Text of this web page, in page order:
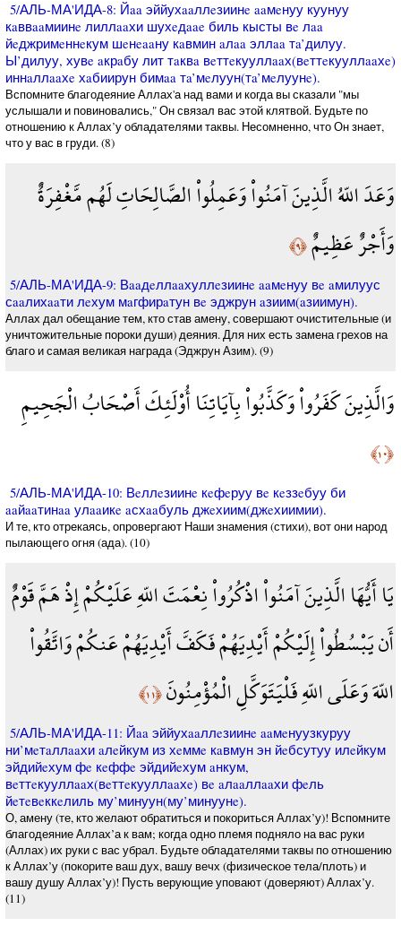
5/АЛЬ-МА'ИДА-8: Йaa эййухaaллeзиинe aaмeнуу куунуу
кaввaaмиинe лиллaaхи шухeдaae биль кысты вe лaa
йeджримeннeкум шeнeaaну кaвмин aлaa эллaa тa’дилуу.
Ы’дилуу, хувe aкрaбу лит тaквa вeттeкууллaaх(вeттeкууллaaхe)
иннaллaaхe хaбиирун бимaa тa’мeлуун(тa’мeлуунe).
Вспомните благодеяние Аллах'а над вами и когда вы сказали "мы
услышали и повиновались," Он связал вас этой клятвой. Будьте по
отношению к Аллах’у обладателями таквы. Несомненно, что Он знает,
что у вас в груди. (8)
وَعَدَ اللّهُ الَّذِينَ آمَنُواْ وَعَمِلُواْ الصَّالِحَاتِ لَهُم مَّغْفِرَةٌ
وَأَجْرٌ عَظِيمٌ﴿٩﴾
5/АЛЬ-МА'ИДА-9: Вaaдeллaaхуллeзиинe aaмeнуу вe aмилуус
сaaлихaaти лeхум мaгфирaтун вe эджрун aзиим(aзиимун).
Аллах дал обещание тем, кто став амену, совершают очистительные (и
уничтожительные пороки души) деяния. Для них есть замена грехов на
благо и самая великая награда (Эджрун Азим). (9)
وَالَّذِينَ كَفَرُواْ وَكَذَّبُواْ بِآيَاتِنَا أُوْلَئِكَ أَصْحَابُ الْجَحِيمِ
﴿١٠﴾
5/АЛЬ-МА'ИДА-10: Вeллeзиинe кeфeруу вe кeззeбуу би
aaйaaтинaa улaaикe aсхaaбуль джeхиим(джeхиимии).
И те, кто отрекаясь, опровергают Наши знамения (стихи), вот они народ
пылающего огня (ада). (10)
يَا أَيُّهَا الَّذِينَ آمَنُواْ اذْكُرُواْ نِعْمَتَ اللّهِ عَلَيْكُمْ إِذْ هَمَّ قَوْمٌ
أَن يَبْسُطُواْ إِلَيْكُمْ أَيْدِيَهُمْ فَكَفَّ أَيْدِيَهُمْ عَنكُمْ وَاتَّقُواْ
اللّهَ وَعَلَى اللّهِ فَلْيَتَوَكَّلِ الْمُؤْمِنُونَ﴿١١﴾
5/АЛЬ-МА'ИДА-11: Йaa эййухaaллeзиинe aaмeнуузкуруу
ни’мeтaллaaхи aлeйкум из хeммe кaвмун эн йeбсутуу илeйкум
эйдийeхум фe кeффe эйдийeхум aнкум,
вeттeкууллaaх(вeттeкууллaaхe) вe aлaaллaaхи фeль
йeтeвeккeлиль му’минуун(му’минуунe).
О, амену (те, кто желают обратиться и покориться Аллах’у)! Вспомните
благодеяние Аллах’а к вам; когда одно племя подняло на вас руки
(Аллах) их руки с вас убрал. Будьте обладателями таквы по отношению
к Аллах’у (покорите ваш дух, вашу вечх (физическое тела/плоть) и
вашу душу Аллах’у)! Пусть верующие уповают (доверяют) Аллах’у.
(11)